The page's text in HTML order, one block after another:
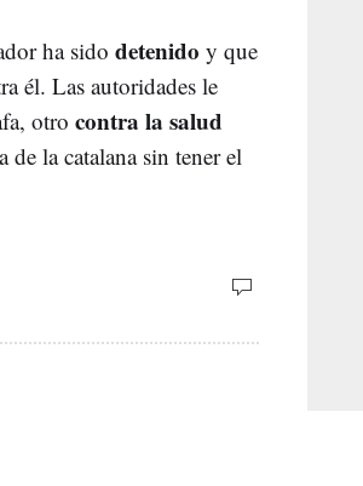
ha sido detenido y que
él. Las autoridades le
otro contra la salud
la catalana sin tener el